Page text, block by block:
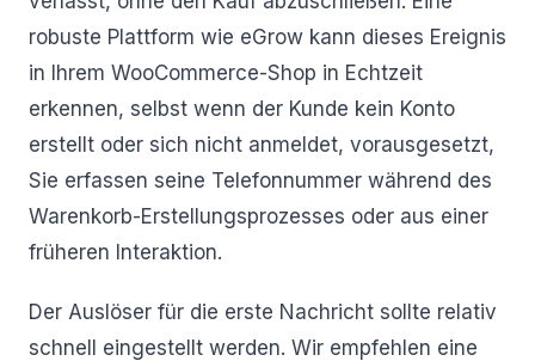
robuste Plattform wie eGrow kann dieses Ereignis
in Ihrem WooCommerce-Shop in Echtzeit
erkennen, selbst wenn der Kunde kein Konto
erstellt oder sich nicht anmeldet, vorausgesetzt,
Sie erfassen seine Telefonnummer während des
Warenkorb-Erstellungsprozesses oder aus einer
früheren Interaktion.
Der Auslöser für die erste Nachricht sollte relativ
schnell eingestellt werden. Wir empfehlen eine